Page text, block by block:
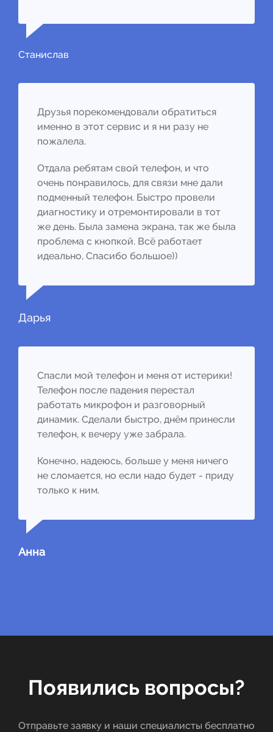
Станислав
Друзья порекомендовали обратиться
именно в этот сервис и я ни разу не
пожалела.
Отдала ребятам свой телефон, и что
очень понравилось, для связи мне дали
подменный телефон. Быстро провели
диагностику и отремонтировали в тот
же день. Была замена экрана, так же была
проблема с кнопкой. Всё работает
идеально, Спасибо большое))
Дарья
Спасли мой телефон и меня от истерики!
Телефон после падения перестал
работать микрофон и разговорный
динамик. Сделали быстро, днём принесли
телефон, к вечеру уже забрала.
Конечно, надеюсь, больше у меня ничего
не сломается, но если надо будет - приду
только к ним.
Анна
Появились вопросы?
Отправьте заявку и наши специалисты бесплатно